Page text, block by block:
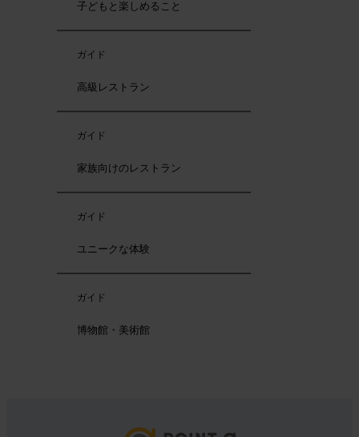
子どもと楽しめること
ガイド
高級レストラン
ガイド
家族向けのレストラン
ガイド
ユニークな体験
ガイド
博物館・美術館